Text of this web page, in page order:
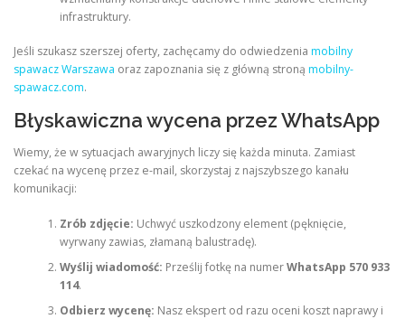
infrastruktury.
Jeśli szukasz szerszej oferty, zachęcamy do odwiedzenia mobilny
spawacz Warszawa oraz zapoznania się z główną stroną mobilny-
spawacz.com.
Błyskawiczna wycena przez WhatsApp
Wiemy, że w sytuacjach awaryjnych liczy się każda minuta. Zamiast
czekać na wycenę przez e-mail, skorzystaj z najszybszego kanału
komunikacji:
Zrób zdjęcie: Uchwyć uszkodzony element (pęknięcie,
wyrwany zawias, złamaną balustradę).
Wyślij wiadomość: Prześlij fotkę na numerWhatsApp 570 933
114.
Odbierz wycenę: Nasz ekspert od razu oceni koszt naprawy i